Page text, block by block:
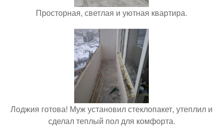
Просторная, светлая и уютная квартира.
Лоджия готова! Муж установил стеклопакет, утеплил и
сделал теплый пол для комфорта.